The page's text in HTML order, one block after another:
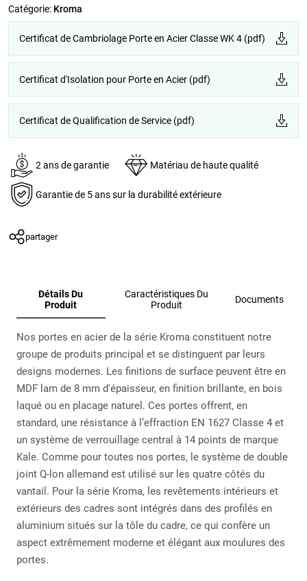
Catégorie: Kroma
Certificat de Cambriolage Porte en Acier Classe WK 4 (pdf)
Certificat d'Isolation pour Porte en Acier (pdf)
Certificat de Qualification de Service (pdf)
2 ans de garantie Matériau de haute qualité
Garantie de 5 ans sur la durabilité extérieure
partager
Détails Du
Produit
Caractéristiques Du
Produit
Documents
Nos portes en acier de la série Kroma constituent notre
groupe de produits principal et se distinguent par leurs
designs modernes. Les finitions de surface peuvent être en
MDF lam de 8 mm d'épaisseur, en finition brillante, en bois
laqué ou en placage naturel. Ces portes offrent, en
standard, une résistance à l’effraction EN 1627 Classe 4 et
un système de verrouillage central à 14 points de marque
Kale. Comme pour toutes nos portes, le système de double
joint Q-lon allemand est utilisé sur les quatre côtés du
vantail. Pour la série Kroma, les revêtements intérieurs et
extérieurs des cadres sont intégrés dans des profilés en
aluminium situés sur la tôle du cadre, ce qui confère un
aspect extrêmement moderne et élégant aux moulures des
portes.